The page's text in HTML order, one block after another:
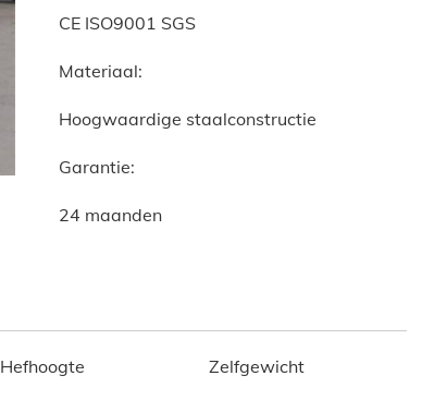
CE ISO9001 SGS
Materiaal:
Hoogwaardige staalconstructie
Garantie:
24 maanden
Hefhoogte Zelfgewicht